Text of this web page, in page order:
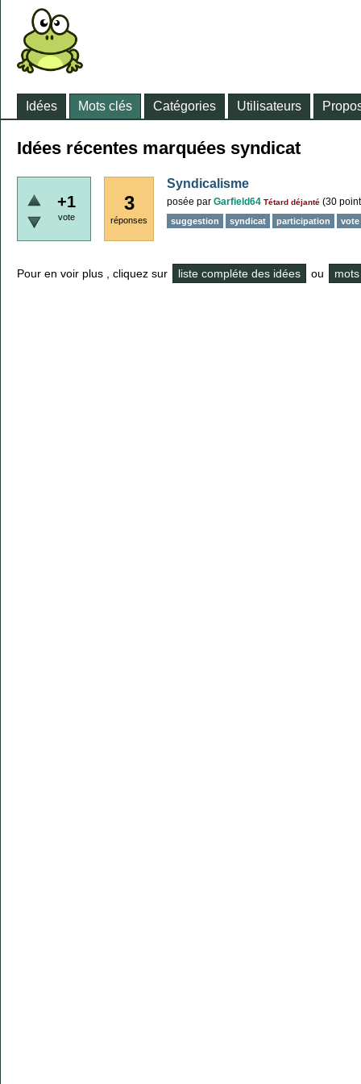
Idées Mots clés Catégories Utilisateurs
Idées récentes marquées syndicat
+1
vote
3
réponses
Syndicalisme
posée par Garfield64 Tétard déjanté (30
suggestion syndicat participation vote
Pour en voir plus , cliquez sur liste compléte des idées ou